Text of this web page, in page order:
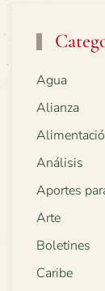
Agua
Alianza
Análisis
Aportes
Arte
Boletines
Caribe